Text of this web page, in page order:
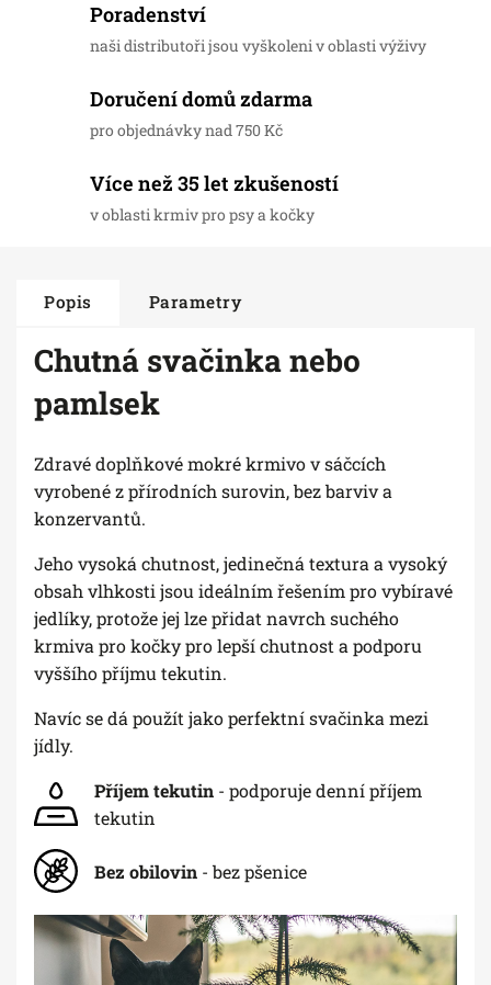
Poradenství
naši distributoři jsou vyškoleni v oblasti výživy
Doručení domů zdarma
pro objednávky nad 750 Kč
Více než 35 let zkušeností
v oblasti krmiv pro psy a kočky
Popis Parametry
Chutná svačinka nebo
pamlsek
Zdravé doplňkové mokré krmivo v sáčcích
vyrobené z přírodních surovin, bez barviv a
konzervantů.
Jeho vysoká chutnost, jedinečná textura a vysoký
obsah vlhkosti jsou ideálním řešením pro vybíravé
jedlíky, protože jej lze přidat navrch suchého
krmiva pro kočky pro lepší chutnost a podporu
vyššího příjmu tekutin.
Navíc se dá použít jako perfektní svačinka mezi
jídly.
Příjem tekutin - podporuje denní příjem
tekutin
Bez obilovin - bez pšenice